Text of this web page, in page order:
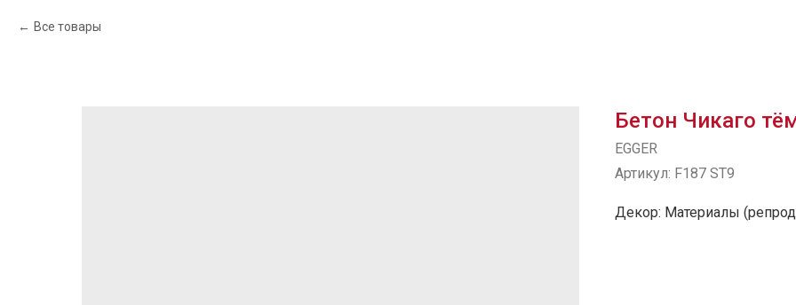
Все товары
Бетон Чикаго
EGGER
Артикул: F187 ST9
Декор: Материалы